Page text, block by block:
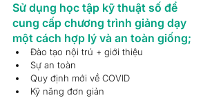
Sử dụng học tập kỹ thuật số để
cung cấp chương trình giảng dạy
một cách hợp lý và an toàn giống;
Đào tạo nội trú + giới thiệu
Sự an toàn
Quy định mới về COVID
Kỹ năng đơn giản